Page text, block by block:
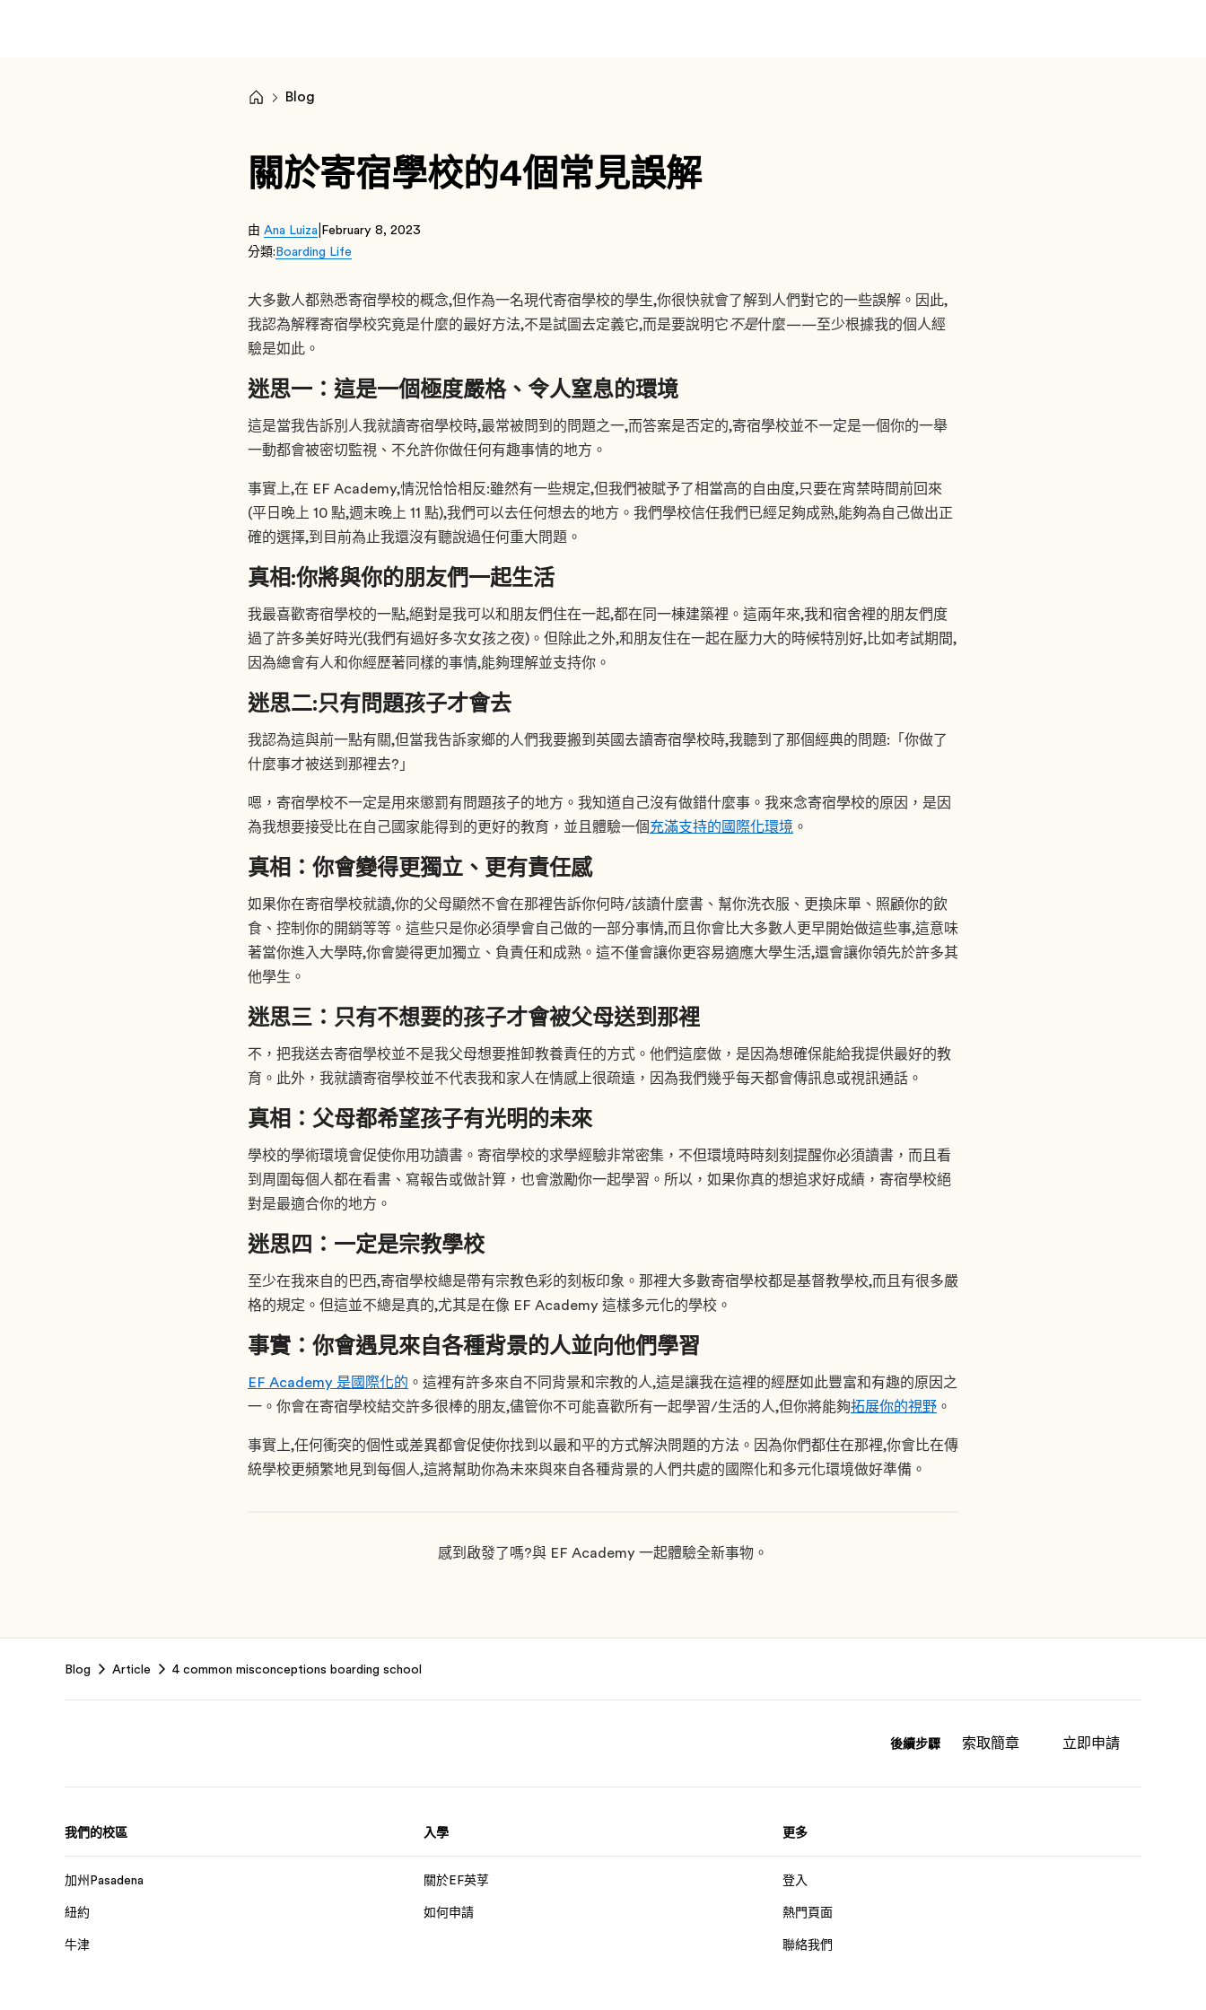
Blog
關於寄宿學校的4個常見誤解
由 Ana Luiza February 8, 2023
分類:Boarding Life
大多數人都熟悉寄宿學校的概念,但作為一名現代寄宿學校的學生,你很快就會了解到人們對它的一些誤解。因此,
我認為解釋寄宿學校究竟是什麼的最好方法,不是試圖去定義它,而是要說明它不是什麼——至少根據我的個人經
驗是如此。
迷思一：這是一個極度嚴格、令人窒息的環境
這是當我告訴別人我就讀寄宿學校時,最常被問到的問題之一,而答案是否定的,寄宿學校並不一定是一個你的一舉
一動都會被密切監視、不允許你做任何有趣事情的地方。
事實上,在 EF Academy,情況恰恰相反:雖然有一些規定,但我們被賦予了相當高的自由度,只要在宵禁時間前回來
(平日晚上 10 點,週末晚上 11 點),我們可以去任何想去的地方。我們學校信任我們已經足夠成熟,能夠為自己做出正
確的選擇,到目前為止我還沒有聽說過任何重大問題。
真相:你將與你的朋友們一起生活
我最喜歡寄宿學校的一點,絕對是我可以和朋友們住在一起,都在同一棟建築裡。這兩年來,我和宿舍裡的朋友們度
過了許多美好時光(我們有過好多次女孩之夜)。但除此之外,和朋友住在一起在壓力大的時候特別好,比如考試期間,
因為總會有人和你經歷著同樣的事情,能夠理解並支持你。
迷思二:只有問題孩子才會去
我認為這與前一點有關,但當我告訴家鄉的人們我要搬到英國去讀寄宿學校時,我聽到了那個經典的問題:「你做了
什麼事才被送到那裡去?」
嗯，寄宿學校不一定是用來懲罰有問題孩子的地方。我知道自己沒有做錯什麼事。我來念寄宿學校的原因，是因
為我想要接受比在自己國家能得到的更好的教育，並且體驗一個充滿支持的國際化環境 。
真相：你會變得更獨立、更有責任感
如果你在寄宿學校就讀,你的父母顯然不會在那裡告訴你何時/該讀什麼書、幫你洗衣服、更換床單、照顧你的飲
食、控制你的開銷等等。這些只是你必須學會自己做的一部分事情,而且你會比大多數人更早開始做這些事,這意味
著當你進入大學時,你會變得更加獨立、負責任和成熟。這不僅會讓你更容易適應大學生活,還會讓你領先於許多其
他學生。
迷思三：只有不想要的孩子才會被父母送到那裡
不，把我送去寄宿學校並不是我父母想要推卸教養責任的方式。他們這麼做，是因為想確保能給我提供最好的教
育。此外，我就讀寄宿學校並不代表我和家人在情感上很疏遠，因為我們幾乎每天都會傳訊息或視訊通話。
真相：父母都希望孩子有光明的未來
學校的學術環境會促使你用功讀書。寄宿學校的求學經驗非常密集，不但環境時時刻刻提醒你必須讀書，而且看
到周圍每個人都在看書、寫報告或做計算，也會激勵你一起學習。所以，如果你真的想追求好成績，寄宿學校絕
對是最適合你的地方。
迷思四：一定是宗教學校
至少在我來自的巴西,寄宿學校總是帶有宗教色彩的刻板印象。那裡大多數寄宿學校都是基督教學校,而且有很多嚴
格的規定。但這並不總是真的,尤其是在像 EF Academy 這樣多元化的學校。
事實：你會遇見來自各種背景的人並向他們學習
EF Academy 是國際化的 。這裡有許多來自不同背景和宗教的人,這是讓我在這裡的經歷如此豐富和有趣的原因之
一。你會在寄宿學校結交許多很棒的朋友,儘管你不可能喜歡所有一起學習/生活的人,但你將能夠拓展你的視野 。
事實上,任何衝突的個性或差異都會促使你找到以最和平的方式解決問題的方法。因為你們都住在那裡,你會比在傳
統學校更頻繁地見到每個人,這將幫助你為未來與來自各種背景的人們共處的國際化和多元化環境做好準備。
感到啟發了嗎?與 EF Academy 一起體驗全新事物。
Blog Article 4 common misconceptions boarding school
後續步驟 索取簡章 立即申請
我們的校區
加州Pasadena
紐約
牛津
入學
關於EF英莩
如何申請
更多
登入
熱門頁面
聯絡我們